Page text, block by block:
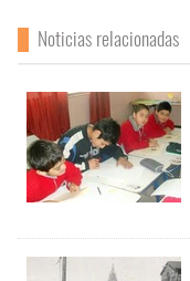
Noticias relacionadas